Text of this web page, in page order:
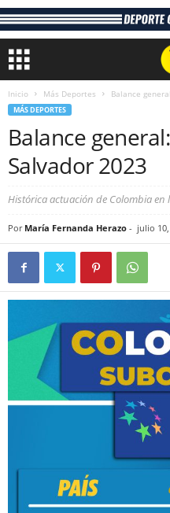
Inicio Más Deportes Balance
MÁS DEPORTES
Balance
Salvador 2023
Histórica actuación de Colombia en
Por María Fernanda Herazo - julio